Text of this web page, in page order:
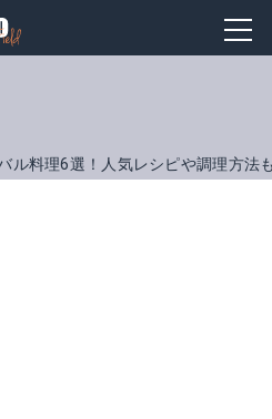
ル料理6選！人気レシピや調理方法